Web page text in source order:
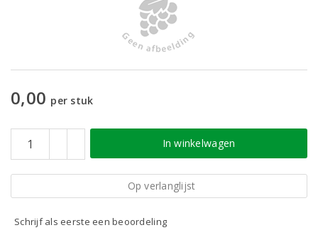
0,00 per stuk
In winkelwagen
Op verlanglijst
Schrijf als eerste een beoordeling